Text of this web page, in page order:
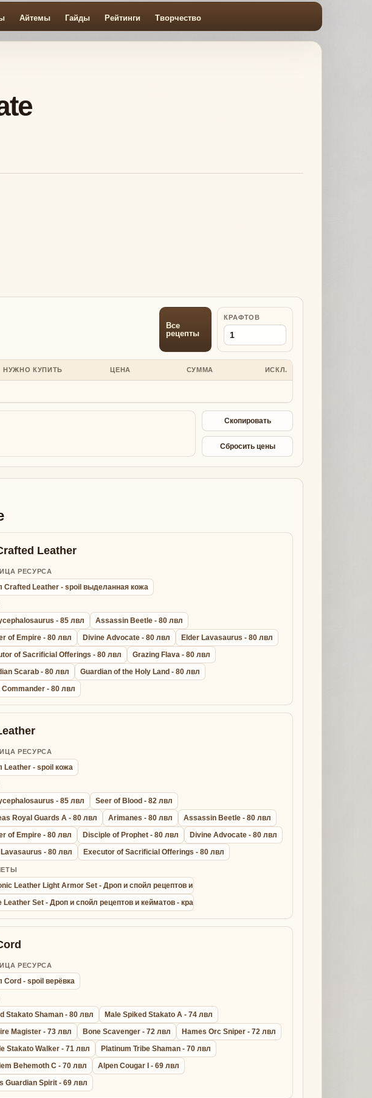
Айтемы Гайды Рейтинги Творчество
Все
рецепты
КРАФТОВ
НУЖНО КУПИТЬ ЦЕНА СУММА ИСКЛ.
Скопировать
Сбросить цены
Leather
РЕСУРСА
Crafted Leather - spoil выделанная кожа
- 85 лвл
Assassin Beetle - 80 лвл
of Empire - 80 лвл
Divine Advocate - 80 лвл
Elder Lavasaurus - 80 лвл
of Sacrificial Offerings - 80 лвл
Grazing Flava - 80 лвл
Scarab - 80 лвл
Guardian of the Holy Land - 80 лвл
- 80 лвл
РЕСУРСА
Leather - spoil кожа
- 85 лвл
Seer of Blood - 82 лвл
Royal Guards A - 80 лвл
Arimanes - 80 лвл
Assassin Beetle - 80 лвл
of Empire - 80 лвл
Disciple of Prophet - 80 лвл
Divine Advocate - 80 лвл
- 80 лвл
Executor of Sacrificial Offerings - 80 лвл
Leather Light Armor Set - Дроп и спойл рецептов и кейматов - крафт драконик лайт армор сета
Leather Set - Дроп и спойл рецептов и кейматов - крафт дрейк лезер сета - Lineage 2
РЕСУРСА
Cord - spoil верёвка
Stakato Shaman - 80 лвл
Male Spiked Stakato A - 74 лвл
Magister - 73 лвл
Bone Scavenger - 72 лвл
Hames Orc Sniper - 72 лвл
Stakato Walker - 71 лвл
Platinum Tribe Shaman - 70 лвл
Behemoth C - 70 лвл
Alpen Cougar I - 69 лвл
Guardian Spirit - 69 лвл